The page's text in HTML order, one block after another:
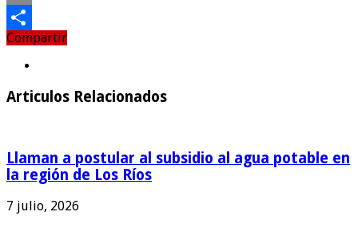
Email
Compartir
Compartir
Articulos Relacionados
Llaman a postular al subsidio al agua potable en
la región de Los Ríos
7 julio, 2026